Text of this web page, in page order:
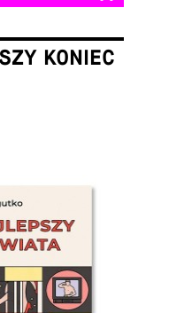
KONIEC